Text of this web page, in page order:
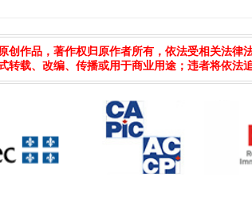
创作品，著作权归原作者所有，依法受相关法律
转载、改编、传播或用于商业用途；违者将依法